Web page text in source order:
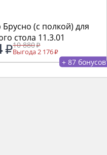
Брусно (с полкой) для
стола 11.3.01
10 880
Выгода 2 176
+ 87 бонусов